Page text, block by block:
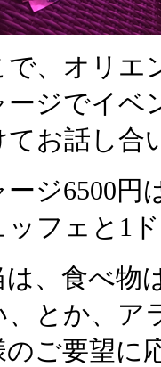
で、オリエ
ージでイベ
てお話し合
ージ6500円
ッフェと1
は、食べ物
、とか、ア
のご要望に